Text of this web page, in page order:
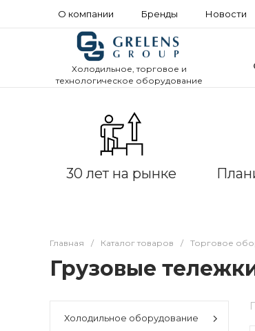
О компании Бренды Новости
Холодильное, торговое и
технологическое оборудование
30 лет на рынке
Главная / Каталог товаров / Торговое
Грузовые
Холодильное оборудование